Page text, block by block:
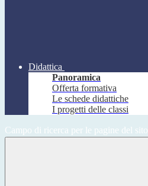
Didattica
Panoramica
Offerta formativa
Le schede didattiche
I progetti delle classi
Campo di ricerca per le pagine del sito